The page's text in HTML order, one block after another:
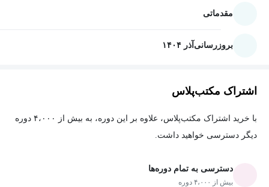
مقدماتی
بروزرسانی آذر ۱۴۰۴
اشتراک مکتب‌پلاس
با خرید اشتراک مکتب‌پلاس، علاوه بر این دوره، به بیش از ۴،۰۰۰ دوره
دیگر دسترسی خواهید داشت.
دسترسی به تمام دوره‌ها
بیش از ۴،۰۰۰ دوره